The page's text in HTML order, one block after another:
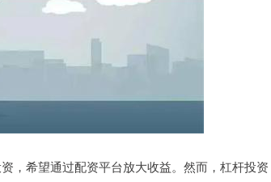
，希望通过配资平台放大收益。然而，杠杆投资